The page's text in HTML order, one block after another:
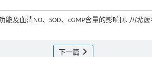
及血清NO、SOD、cGMP含量的影响[J]. 川北医
下一篇